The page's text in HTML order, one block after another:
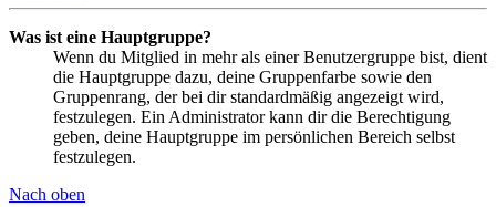
Was ist eine Hauptgruppe?
Wenn du Mitglied in mehr als einer Benutzergruppe bist, dient
die Hauptgruppe dazu, deine Gruppenfarbe sowie den
Gruppenrang, der bei dir standardmäßig angezeigt wird,
festzulegen. Ein Administrator kann dir die Berechtigung
geben, deine Hauptgruppe im persönlichen Bereich selbst
festzulegen.
Nach oben